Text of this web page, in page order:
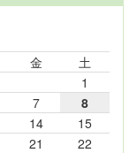
金
土
1
7
8
14
15
21
22